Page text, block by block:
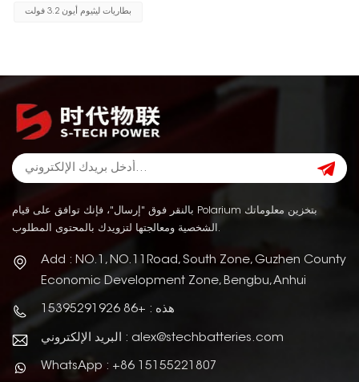
بطاريات ليثيوم أيون 3.2 فولت
بالنقر فوق "إرسال"، فإنك توافق على قيام Polarium بتخزين معلوماتك
الشخصية ومعالجتها لتزويدك بالمحتوى المطلوب.
Add : NO.1, NO.11Road, South Zone, Guzhen County
Economic Development Zone, Bengbu, Anhui
هذه : +86 15395291926
البريد الإلكتروني : alex@stechbatteries.com
WhatsApp : +86 15155221807